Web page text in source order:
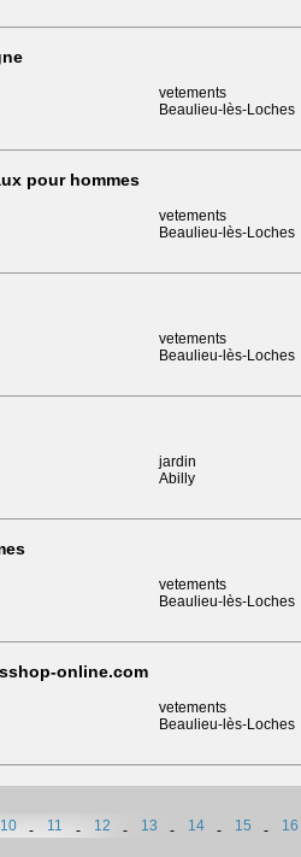
vetements
Beaulieu-lès-Loches
pour hommes
vetements
Beaulieu-lès-Loches
vetements
Beaulieu-lès-Loches
jardin
Abilly
vetements
Beaulieu-lès-Loches
online.com
vetements
Beaulieu-lès-Loches
10 - 11 - 12 - 13 - 14 - 15 - 16